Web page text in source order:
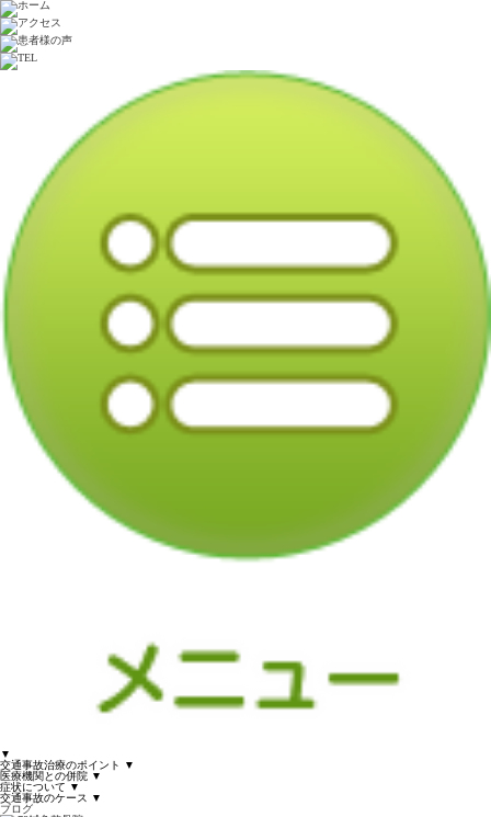
▼
交通事故治療のポイント
▼
医療機関との併院 ▼
症状について ▼
交通事故のケース ▼
ブログ